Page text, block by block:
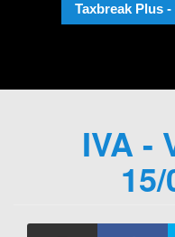
Taxbreak Plus -
IVA -